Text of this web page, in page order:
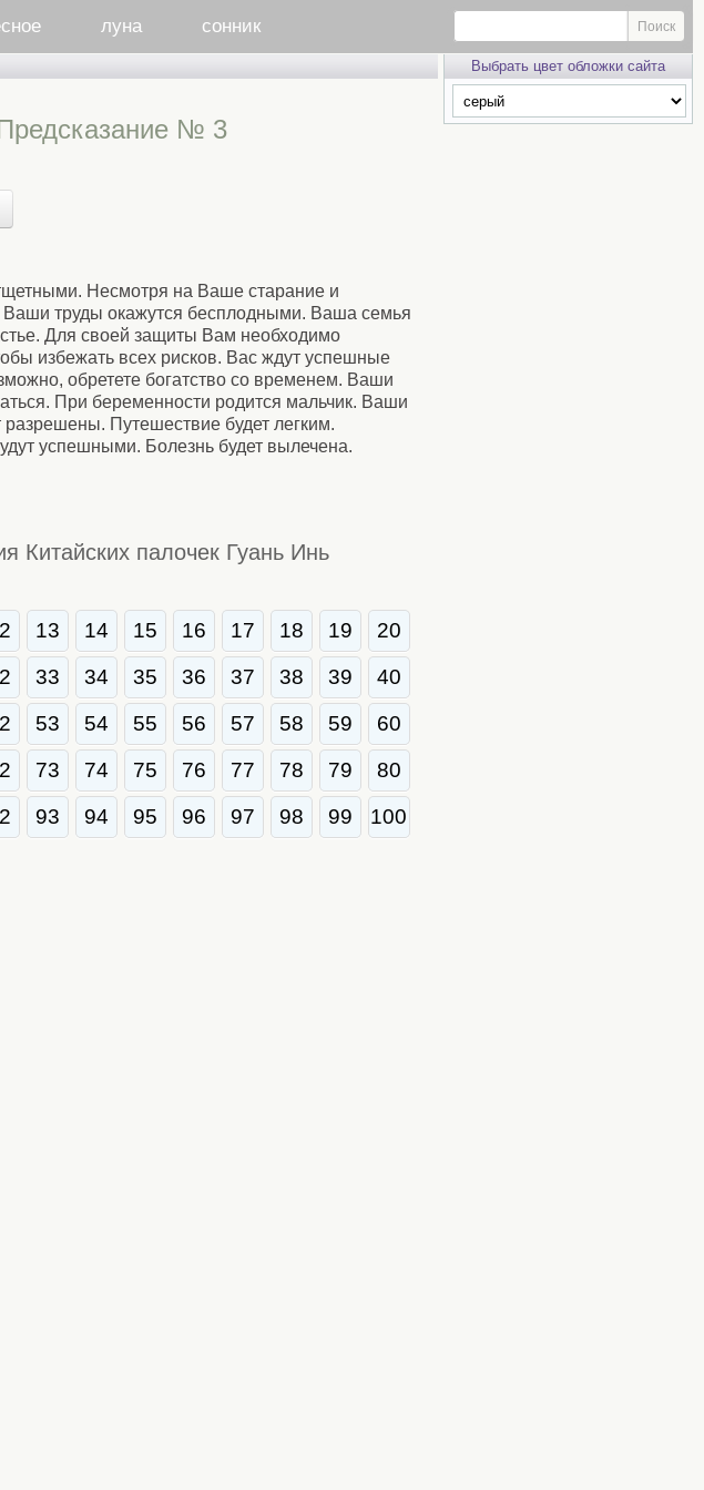
луна сонник
№ 3
Несмотря на Ваше старание и
Ваши труды окажутся бесплодными. Ваша семья
Для своей защиты Вам необходимо
избежать всех рисков. Вас ждут успешные
обретете богатство со временем. Ваши
При беременности родится мальчик. Ваши
Путешествие будет легким.
успешными. Болезнь будет вылечена.
Китайских палочек Гуань Инь
13 14 15 16 17 18 19
20
33 34 35 36 37 38 39
40
53 54 55 56 57 58 59
60
73 74 75 76 77 78 79
80
93 94 95 96 97 98 99 100
Выбрать цвет обложки сайта